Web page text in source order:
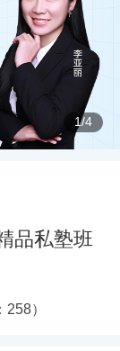
1/4
品私塾班
258）